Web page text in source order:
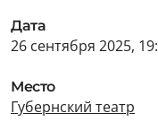
Дата
26 сентября 2025,
Место
Губернский театр